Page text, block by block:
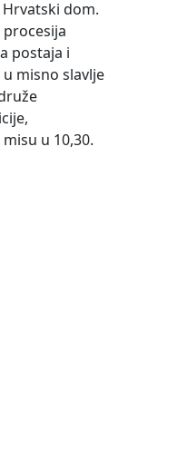
dom.
postaja i
misno slavlje
u 10,30.